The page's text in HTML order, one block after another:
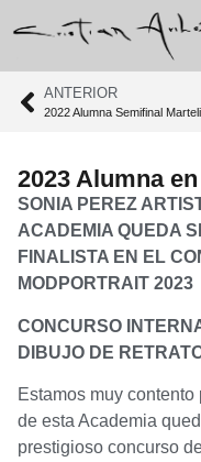
ANTERIOR
2022 Alumna Semifinal
2023 Alumna
SONIA PEREZ
ACADEMIA QUEDA
FINALISTA EN EL
MODPORTRAIT 2023
CONCURSO
DIBUJO DE
Estamos muy
de esta Academia
prestigioso concurso